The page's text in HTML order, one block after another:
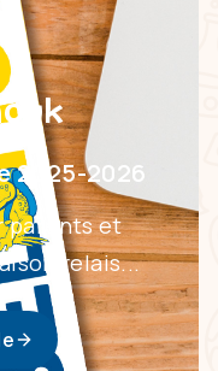
2025-2026
parents et
relais...